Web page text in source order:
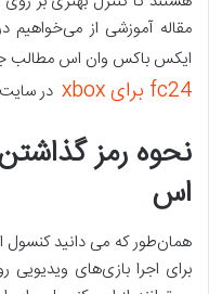
مقاله آموزشی از می‌خواهیم
ایکس باکس وان اس مطالب
fc24 برای xbox
در سایت
نحوه رمز
اس
همان‌طور که می دانید
برای اجرا بازی‌های